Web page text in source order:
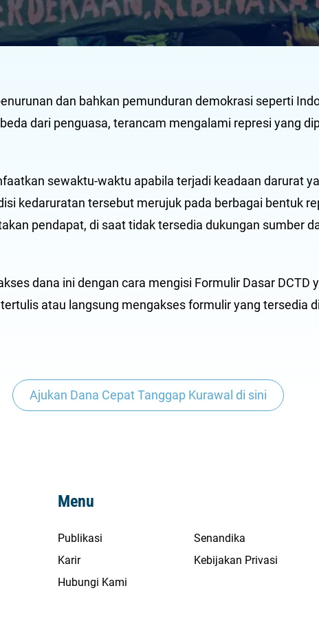
dan bahkan pemunduran demokrasi seperti
dari penguasa, terancam mengalami represi yang
sewaktu-waktu apabila terjadi keadaan darurat
kedaruratan tersebut merujuk pada berbagai bentuk
pendapat, di saat tidak tersedia dukungan sumber
dana ini dengan cara mengisi Formulir Dasar DCTD
atau langsung mengakses formulir yang tersedia
Ajukan Dana Cepat Tanggap Kurawal di sini
Menu
Publikasi
Senandika
Karir
Kebijakan Privasi
Hubungi Kami